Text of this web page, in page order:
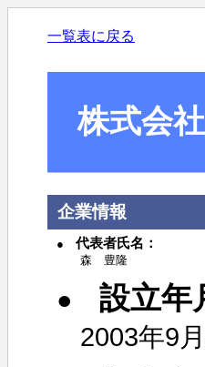
一覧表に戻る
株式会
企業情報
代表者氏名：
森 豊隆
設立年
2003年9